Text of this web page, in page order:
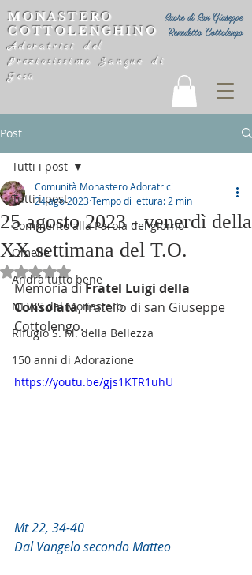
Suore di San Giuseppe
Benedetto Cottolengo
MONASTERO
COTTOLENGHINO
Adoratrici del
Preziosissimo Sangue di
Gesù
Post
Tutti i post
Commento alla Parola del giorno
Omelie
Andrà tutto bene
NEWS dal Monastero
Rifugio S. M. della Bellezza
150 anni di Adorazione
Tutti i post
25 agosto 2023 - venerdì della
XX settimana del T.O.
Comunità Monastero Adoratrici
24 ago 2023Tempo di lettura: 2 min
Valutazione NaN stelle su 5.
Memoria di Fratel Luigi della
Consolata, fratello di san Giuseppe
Cottolengo.
https://youtu.be/gjs1KTR1uhU
Mt 22, 34-40
Dal Vangelo secondo Matteo